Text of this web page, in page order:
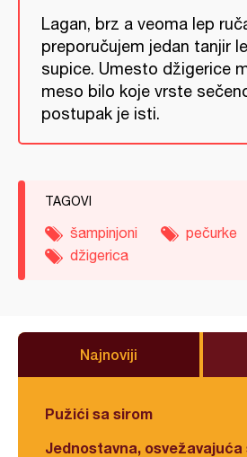
Lagan, brz a veoma lep
preporučujem jedan tanjir
supice. Umesto džigerice
meso bilo koje vrste
postupak je isti.
TAGOVI
šampinjoni pečurke
džigerica
Najnoviji
Pužići sa sirom
Jednostavna, osvežavajuća